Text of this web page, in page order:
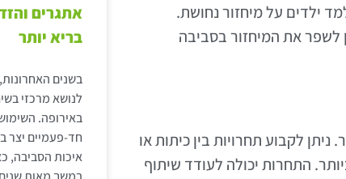
ילדים על מיחזור נחושת.
לשפר את המיחזור בסביבה
לקבוע תחרויות בין כיתות או
התחרות יכולה לעודד שיתוף
אתגרים
בריא יותר
בשנים
לנושא מרכזי
באירופה.
חד-פעמיים יצר
איכות הסביבה,